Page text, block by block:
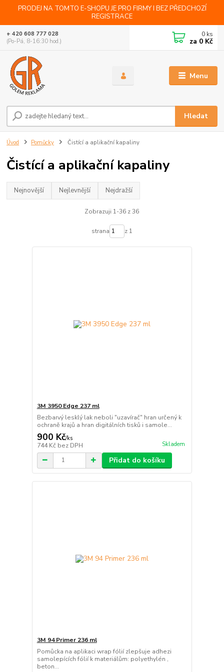
PRODEJ NA TOMTO E-SHOPU JE PRO FIRMY I BEZ PŘEDCHOZÍ
REGISTRACE
Menu
Hledat
+ 420 608 777 028
(Po-Pá, 8-16:30 hod.)
0 ks
za 0 Kč
Úvod Pomůcky Čistící a aplikační kapaliny
Čistící a aplikační kapaliny
Nejnovější Nejlevnější Nejdražší
Zobrazuji 1-36 z 36
strana z 1
3M 3950 Edge 237 ml
Bezbarvý lesklý lak neboli "uzavírač" hran určený k
ochraně krajů a hran digitálních tisků i samole...
900 Kč/ks
744 Kč bez DPH Skladem
Přidat do košíku
3M 94 Primer 236 ml
Pomůcka na aplikaci wrap fólií zlepšuje adhezi
samolepících fólií k materiálům: polyethylén ,
beton...